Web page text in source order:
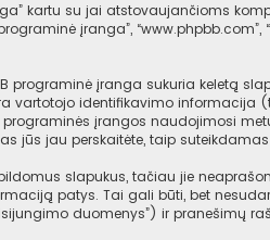
kartu su jai atstovaujančioms
įranga”,
įranga sukuria keletą
vartotojo identifikavimo informacija
įrangos naudojimosi
jūs jau perskaitėte, taip
slapukus, tačiau jie
patys. Tai gali būti, bet
duomenys”) ir pranešimų